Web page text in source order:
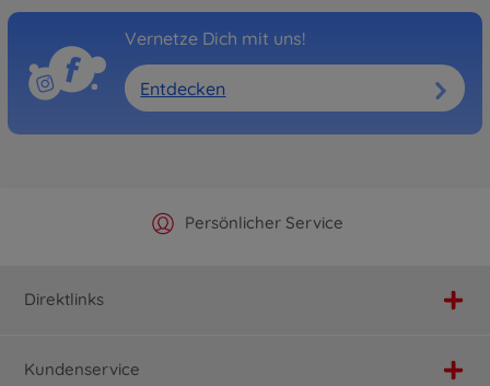
Vernetze Dich mit uns!
Entdecken
Offizieller Hersteller Shop
Persönlicher Service
Versandkostenfrei ab 25€
Schnelle Lieferung
Direktlinks
Kundenservice